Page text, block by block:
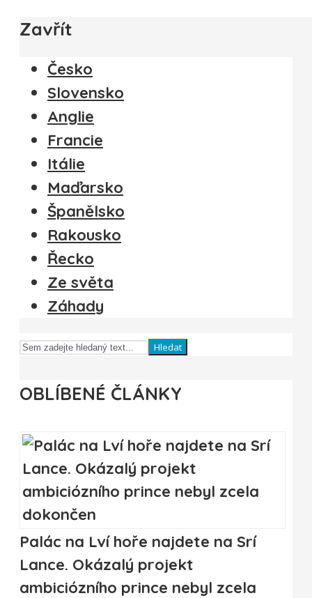
Zavřít
Česko
Slovensko
Anglie
Francie
Itálie
Maďarsko
Španělsko
Rakousko
Řecko
Ze světa
Záhady
Hledat
OBLÍBENÉ ČLÁNKY
Palác na Lví hoře najdete na Srí
Lance. Okázalý projekt
ambiciózního prince nebyl zcela